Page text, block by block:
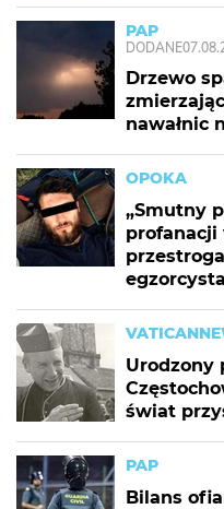
PAP
DODANE
Drzewo
nawałnic
OPOKA
„Smutny
profanacji
egzorcysta
Urodzony
świat
PAP
Bilans